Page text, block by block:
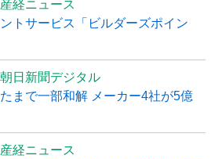
産経ニュース
トサービス「ビルダーズポイン
朝日新聞デジタル
まで一部和解 メーカー4社が5億
産経ニュース